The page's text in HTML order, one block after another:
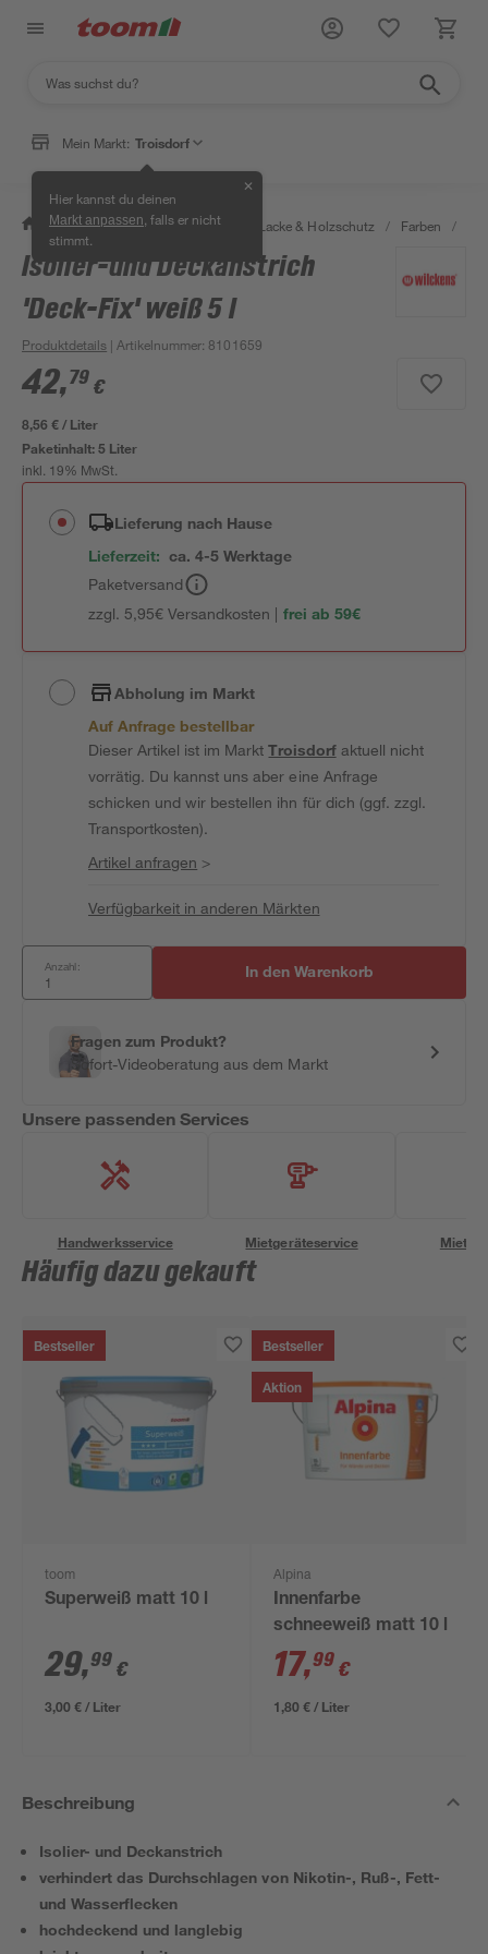
Mein Markt: Troisdorf
Hier kannst du deinen
Markt anpassen , falls er nicht
stimmt.
✕
/ Bauen & Renovieren / Farben, Lacke & Holzschutz / Farben /
Isolier-und Deckanstrich
'Deck-Fix' weiß 5 l
Produktdetails | Artikelnummer: 8101659
42,79 €
8,56 € / Liter
Paketinhalt:5 Liter
inkl. 19% MwSt.
Lieferung nach Hause
Lieferzeit: ca. 4-5 Werktage
Paketversand
zzgl. 5,95€ Versandkosten | frei ab 59€
Abholung im Markt
Auf Anfrage bestellbar
Dieser Artikel ist im MarktTroisdorfaktuell nicht
vorrätig. Du kannst uns aber eine Anfrage
schicken und wir bestellen ihn für dich (ggf. zzgl.
Transportkosten).
Artikel anfragen >
Verfügbarkeit in anderen Märkten
Anzahl: In den Warenkorb
Fragen zum Produkt?
Sofort-Videoberatung aus dem Markt
Unsere passenden Services
Handwerksservice Mietgeräteservice
Häufig dazu gekauft
Bestseller
toom
Superweiß matt 10 l
29,99 €
3,00 € / Liter
Bestseller
Aktion
Alpina
Innenfarbe
schneeweiß matt 10 l
17,99 €
1,80 € / Liter
Beschreibung
Isolier- und Deckanstrich
verhindert das Durchschlagen von Nikotin-, Ruß-, Fett-
und Wasserflecken
hochdeckend und langlebig